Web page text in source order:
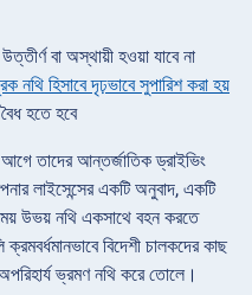
বা অস্থায়ী হওয়া যাবে না
নথি হিসাবে দৃঢ়ভাবে সুপারিশ করা হয়
হতে হবে
আগে তাদের আন্তর্জাতিক ড্রাইভিং
লাইসেন্সের একটি অনুবাদ, একটি
উভয় নথি একসাথে বহন করতে
বিদেশী চালকদের কাছ
ভ্রমণ নথি করে তোলে।